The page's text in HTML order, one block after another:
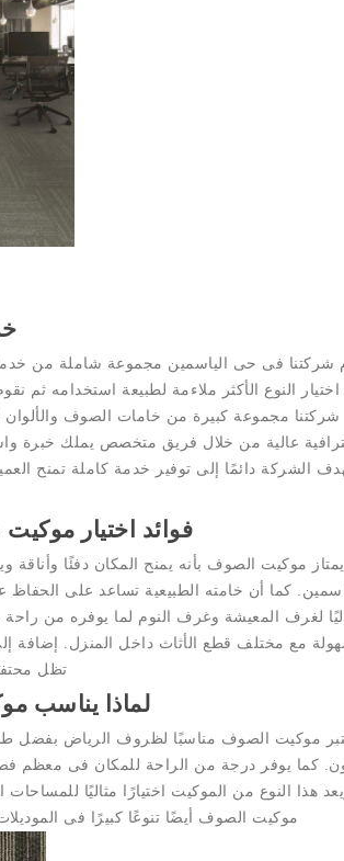
شركتنا فى حى الياسمين مجموعة شاملة من
النوع الأكثر ملاءمة لطبيعة استخدامه ثم
شركتنا مجموعة كبيرة من خامات الصوف والألوان
عالية من خلال فريق متخصص يملك خبرة
الشركة دائمًا إلى توفير خدمة كاملة تمنح
فوائد اختيار
يمتاز موكيت الصوف بأنه يمنح المكان دفئًا
كما أن خامته الطبيعية تساعد على
لغرف المعيشة وغرف النوم لما يوفره من راحة
مع مختلف قطع الأثاث داخل المنزل. إضافة
تظل
لماذا يناسب
موكيت الصوف مناسبًا لظروف الرياض بفضل
كما يوفر درجة من الراحة للمكان فى معظم
هذا النوع من الموكيت اختيارًا مثاليًا
موكيت الصوف أيضًا تنوعًا كبيرًا فى